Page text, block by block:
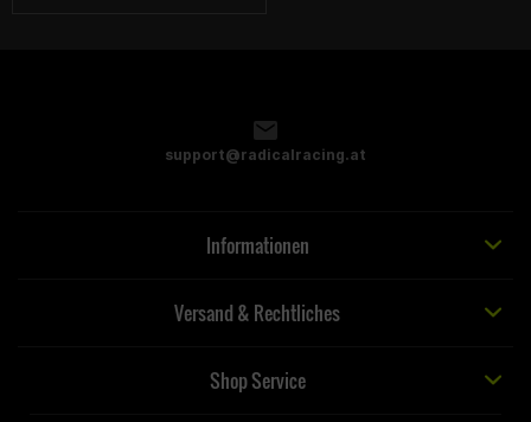
support@radicalracing.at
Informationen
Versand & Rechtliches
Shop Service